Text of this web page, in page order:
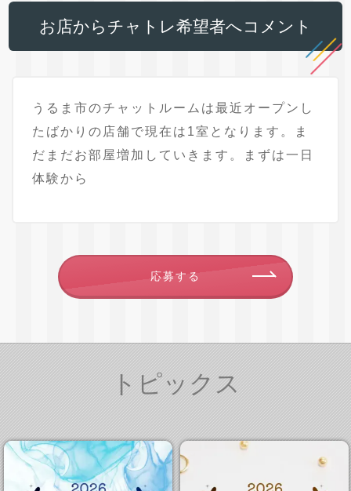
お店からチャトレ希望者へコメント
うるま市のチャットルームは最近オープンし
たばかりの店舗で現在は1室となります。ま
だまだお部屋増加していきます。まずは一日
体験から
応募する
トピックス